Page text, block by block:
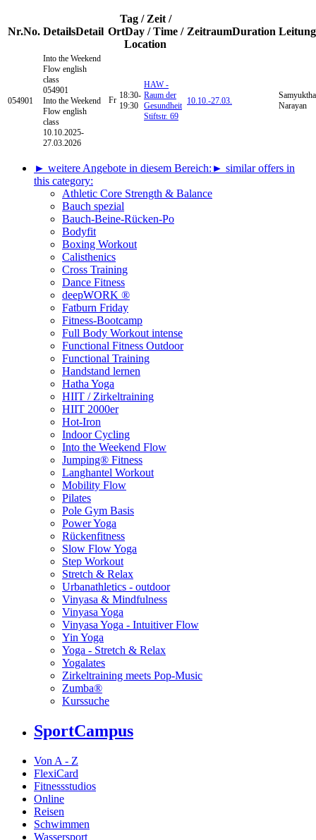
Nr.No. DetailsDetail
Tag / Zeit /
OrtDay / Time /
Location
ZeitraumDuration Leitung
054901
Into the Weekend
Flow english
class
054901
Into the Weekend
Flow english
class
10.10.2025-
27.03.2026
Fr 18:30-
19:30
HAW -
Raum der
Gesundheit
Stiftstr. 69
10.10.-27.03.
Narayan
► weitere Angebote in diesem Bereich: ► similar offers in
this category:
Athletic Core Strength & Balance
Bauch spezial
Bauch-Beine-Rücken-Po
Bodyfit
Boxing Workout
Calisthenics
Cross Training
Dance Fitness
deepWORK ®
Fatburn Friday
Fitness-Bootcamp
Full Body Workout intense
Functional Fitness Outdoor
Functional Training
Handstand lernen
Hatha Yoga
HIIT / Zirkeltraining
HIIT 2000er
Hot-Iron
Indoor Cycling
Into the Weekend Flow
Jumping® Fitness
Langhantel Workout
Mobility Flow
Pilates
Pole Gym Basis
Power Yoga
Rückenfitness
Slow Flow Yoga
Step Workout
Stretch & Relax
Urbanathletics - outdoor
Vinyasa & Mindfulness
Vinyasa Yoga
Vinyasa Yoga - Intuitiver Flow
Yin Yoga
Yoga - Stretch & Relax
Yogalates
Zirkeltraining meets Pop-Music
Zumba®
Kurssuche
SportCampus
Von A - Z
FlexiCard
Fitnessstudios
Online
Reisen
Schwimmen
Wassersport